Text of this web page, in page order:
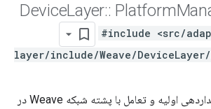
Layer:: Platform
#include <src/
layer/include/Weave/DeviceLayer/
ویژگی هایی را برای مقداردهی اولیه و تعامل با پشته شبکه Weave در